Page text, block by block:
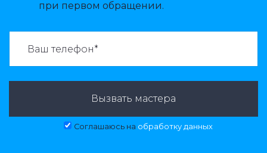
при первом обращении.
Вызвать мастера
Соглашаюсь на обработку данных